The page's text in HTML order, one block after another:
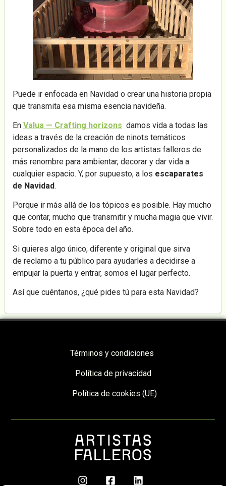
Puede ir enfocada en Navidad o crear una historia propia
que transmita esa misma esencia navideña.
En Valua — Crafting horizons damos vida a todas las
ideas a través de la creación de ninots temáticos
personalizados de la mano de los artistas falleros de
más renombre para ambientar, decorar y dar vida a
cualquier espacio. Y, por supuesto, a los escaparates
de Navidad.
Porque ir más allá de los tópicos es posible. Hay mucho
que contar, mucho que transmitir y mucha magia que vivir.
Sobre todo en esta época del año.
Si quieres algo único, diferente y original que sirva
de reclamo a tu público para ayudarles a decidirse a
empujar la puerta y entrar, somos el lugar perfecto.
Así que cuéntanos, ¿qué pides tú para esta Navidad?
Términos y condiciones
Política de privacidad
Política de cookies (UE)